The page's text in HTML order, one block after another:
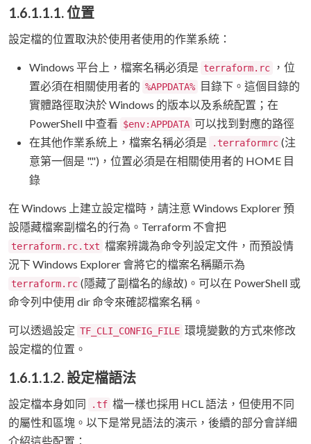
1.6.1.1.1. 位置
設定檔的位置取決於使用者使用的作業系統：
Windows 平台上，檔案名稱必須是 terraform.rc
，位
置必須在相關使用者的 %APPDATA%
目錄下。這個目錄的
實體路徑取決於 Windows 的版本以及系統配置；在
PowerShell 中查看 $env:APPDATA 可以找到對應的路徑
在其他作業系統上，檔案名稱必須是
.terraformrc (注
意第一個是 ".")，位置必須是在相關使用者的 HOME 目
錄
在 Windows 上建立設定檔時，請注意 Windows Explorer 預
設隱藏檔案副檔名的行為。Terraform 不會把
terraform.rc.txt 檔案辨識為命令列設定文件，而預設情
況下 Windows Explorer 會將它的檔案名稱顯示為
terraform.rc (隱藏了副檔名的緣故)。可以在 PowerShell 或
命令列中使用 dir 命令來確認檔案名稱。
可以透過設定 TF_CLI_CONFIG_FILE 環境變數的方式來修改
設定檔的位置。
1.6.1.1.2. 設定檔語法
設定檔本身如同 .tf 檔一樣也採用 HCL 語法，但使用不同
的屬性和區塊。以下是常見語法的演示，後續的部分會詳細
介紹這些配置：